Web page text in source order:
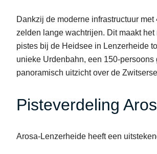
Dankzij de moderne infrastructuur
zelden lange wachtrijen. Dit maakt
pistes bij de Heidsee in Lenzerheide
unieke Urdenbahn, een 150-
panoramisch uitzicht over de
Pisteverdeling
Arosa-Lenzerheide heeft een